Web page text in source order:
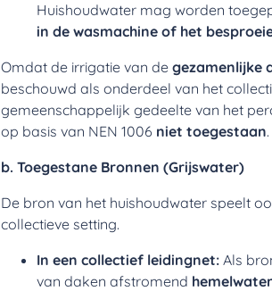
Huishoudwater mag worden
in de wasmachine of het
Omdat de irrigatie van de gezamenlijke
beschouwd als onderdeel van het
gemeenschappelijk gedeelte van het
op basis van NEN 1006 niet toegestaan.
b. Toegestane Bronnen (Grijswater)
De bron van het huishoudwater speelt
collectieve setting.
In een collectief leidingnet: Als
van daken afstromend hemelwater